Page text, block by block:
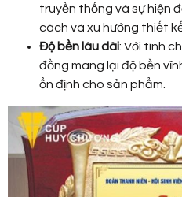
truyền thống và sự hiện
cách và xu hướng thiết
Độ bền lâu dài: Với tính
đồng mang lại độ bền
ổn định cho sản phẩm.